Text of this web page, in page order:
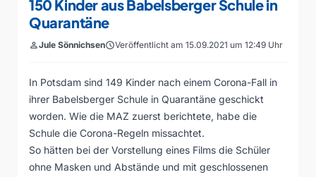
150 Kinder aus Babelsberger Schule in
Quarantäne
personJule SönnichsenscheduleVeröffentlicht am 15.09.2021 um 12:49 Uhr
In Potsdam sind 149 Kinder nach einem Corona-Fall in
ihrer Babelsberger Schule in Quarantäne geschickt
worden. Wie die MAZ zuerst berichtete, habe die
Schule die Corona-Regeln missachtet.
So hätten bei der Vorstellung eines Films die Schüler
ohne Masken und Abstände und mit geschlossenen